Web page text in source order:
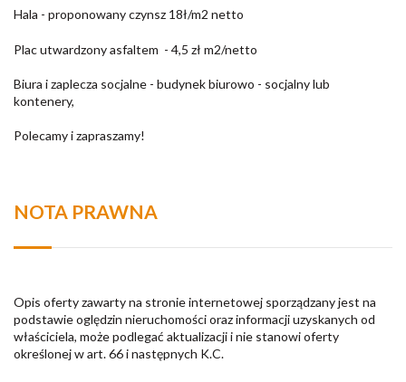
Hala - proponowany czynsz 18ł/m2 netto
Plac utwardzony asfaltem - 4,5 zł m2/netto
Biura i zaplecza socjalne - budynek biurowo - socjalny lub
kontenery,
Polecamy i zapraszamy!
NOTA PRAWNA
Opis oferty zawarty na stronie internetowej sporządzany jest na
podstawie oględzin nieruchomości oraz informacji uzyskanych od
właściciela, może podlegać aktualizacji i nie stanowi oferty
określonej w art. 66 i następnych K.C.